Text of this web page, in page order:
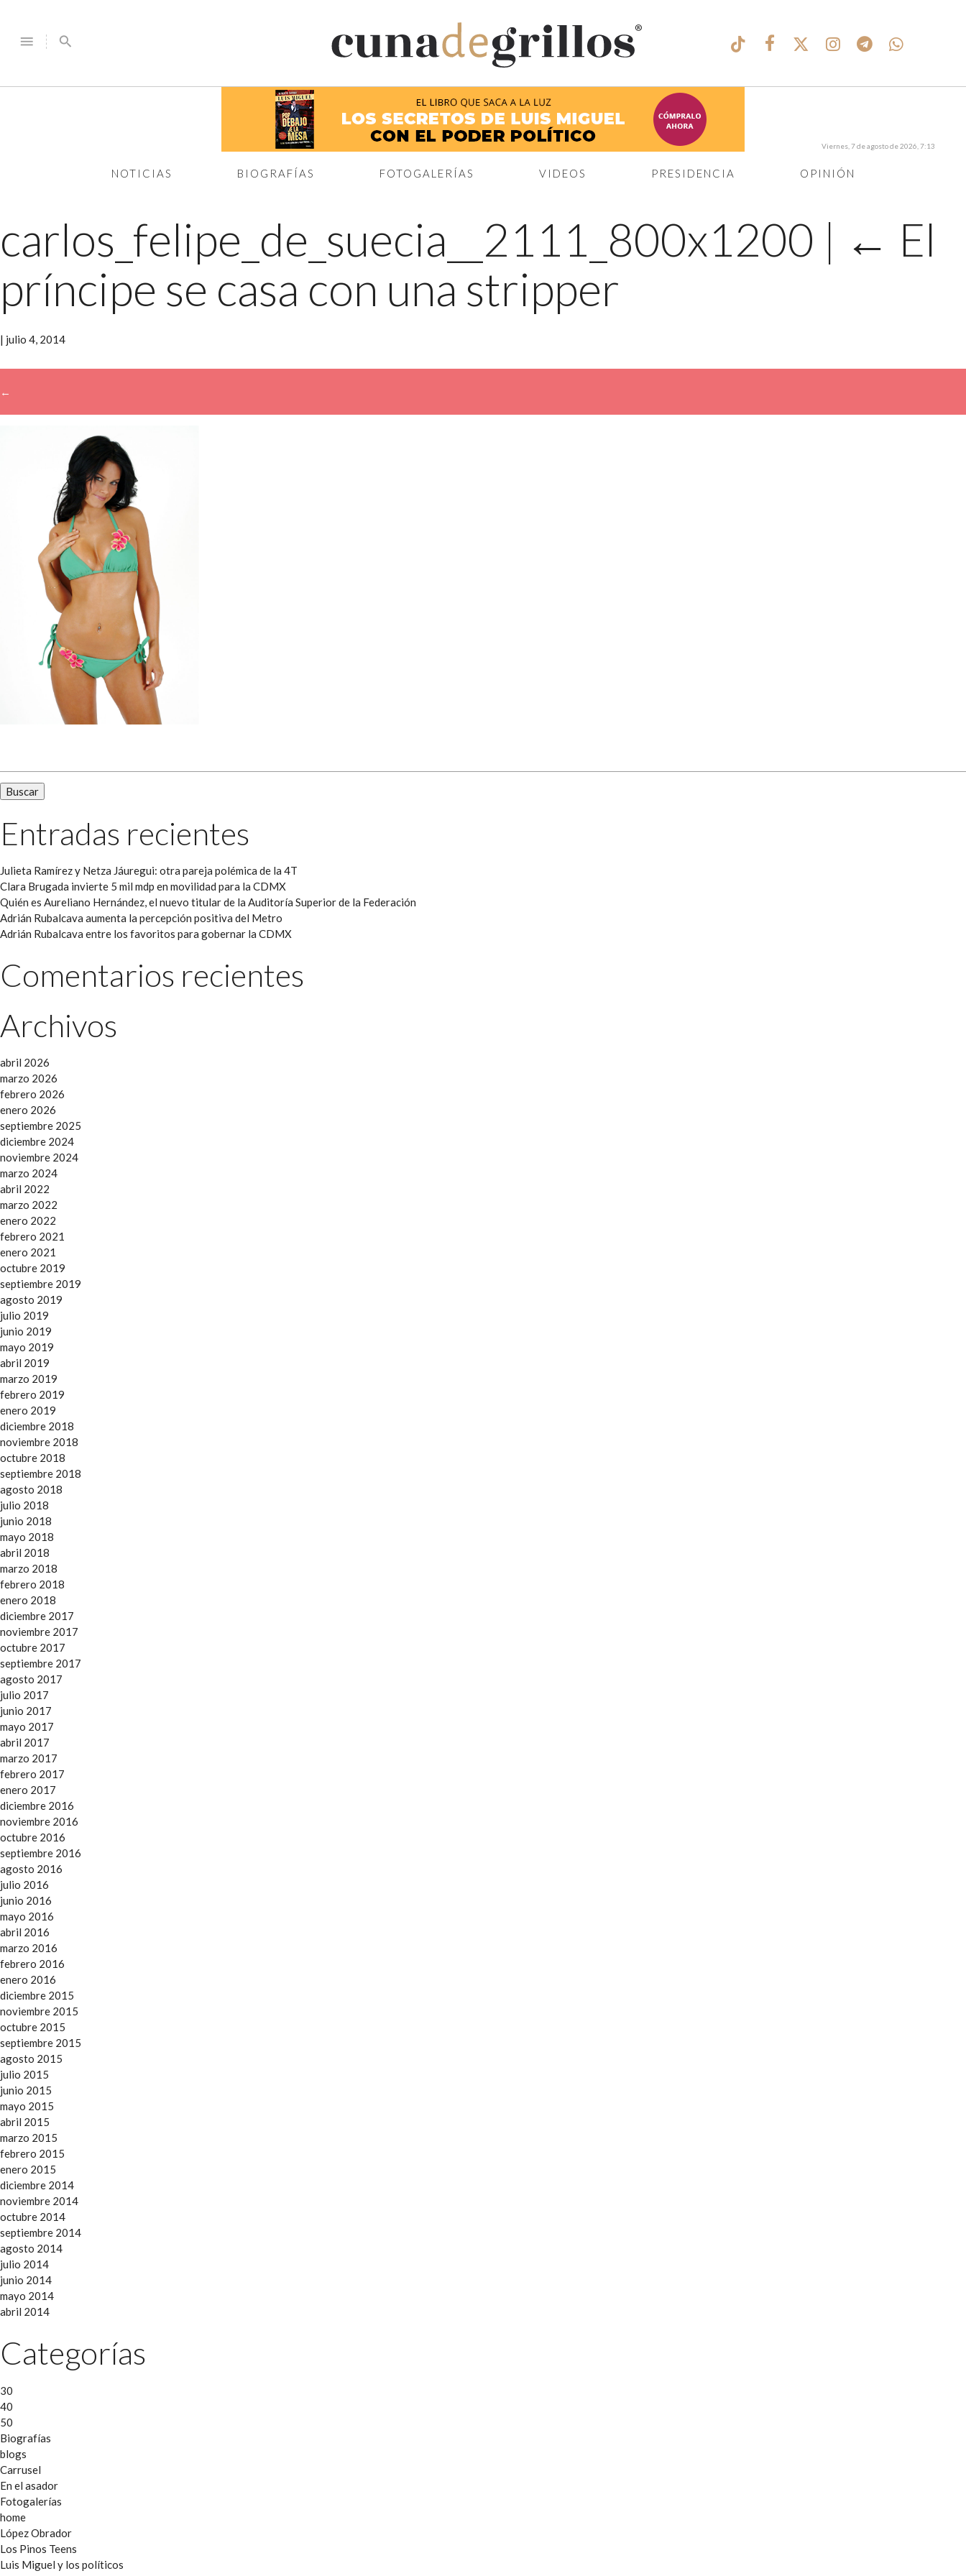
menu search
®
NOTICIAS BIOGRAFÍAS FOTOGALERÍAS VIDEOS PRESIDENCIA OPINIÓN
Viernes, 7 de agosto de 2026, 7:13
carlos_felipe_de_suecia__2111_800x1200 | ← El
príncipe se casa con una stripper
| julio 4, 2014
←
Entradas recientes
Julieta Ramírez y Netza Jáuregui: otra pareja polémica de la 4T
Clara Brugada invierte 5 mil mdp en movilidad para la CDMX
Quién es Aureliano Hernández, el nuevo titular de la Auditoría Superior de la Federación
Adrián Rubalcava aumenta la percepción positiva del Metro
Adrián Rubalcava entre los favoritos para gobernar la CDMX
Comentarios recientes
Archivos
abril 2026
marzo 2026
febrero 2026
enero 2026
septiembre 2025
diciembre 2024
noviembre 2024
marzo 2024
abril 2022
marzo 2022
enero 2022
febrero 2021
enero 2021
octubre 2019
septiembre 2019
agosto 2019
julio 2019
junio 2019
mayo 2019
abril 2019
marzo 2019
febrero 2019
enero 2019
diciembre 2018
noviembre 2018
octubre 2018
septiembre 2018
agosto 2018
julio 2018
junio 2018
mayo 2018
abril 2018
marzo 2018
febrero 2018
enero 2018
diciembre 2017
noviembre 2017
octubre 2017
septiembre 2017
agosto 2017
julio 2017
junio 2017
mayo 2017
abril 2017
marzo 2017
febrero 2017
enero 2017
diciembre 2016
noviembre 2016
octubre 2016
septiembre 2016
agosto 2016
julio 2016
junio 2016
mayo 2016
abril 2016
marzo 2016
febrero 2016
enero 2016
diciembre 2015
noviembre 2015
octubre 2015
septiembre 2015
agosto 2015
julio 2015
junio 2015
mayo 2015
abril 2015
marzo 2015
febrero 2015
enero 2015
diciembre 2014
noviembre 2014
octubre 2014
septiembre 2014
agosto 2014
julio 2014
junio 2014
mayo 2014
abril 2014
Categorías
30
40
50
Biografías
blogs
Carrusel
En el asador
Fotogalerías
home
López Obrador
Los Pinos Teens
Luis Miguel y los políticos